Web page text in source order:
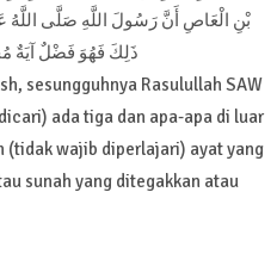
بْنِ الْعَاصِ أَنَّ رَسُولَ اللَّهِ صَلَّى اللَّهُ
ذَلِكَ فَهُوَ فَضْلٌ آيَةٌ
sesungguhnya Rasulullah SAW
ada tiga dan apa-apa di luar
(tidak wajib diperlajari) ayat yang
sunah yang ditegakkan atau